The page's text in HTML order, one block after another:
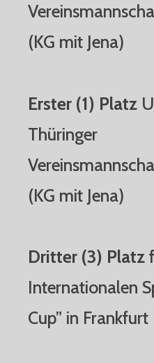
(KG mit Jena)
Erster (1) Platz
Thüringer
(KG mit Jena)
Dritter (3) Platz
Internationalen
Cup” in Frankfurt